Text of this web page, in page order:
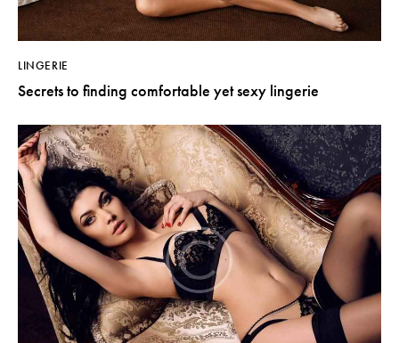
LINGERIE
Secrets to finding comfortable yet sexy lingerie